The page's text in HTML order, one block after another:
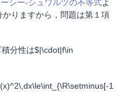
ーシー-シュワルツの不等式よ
りますから，問題は第１項
分性は$|\cdot|f\in
1